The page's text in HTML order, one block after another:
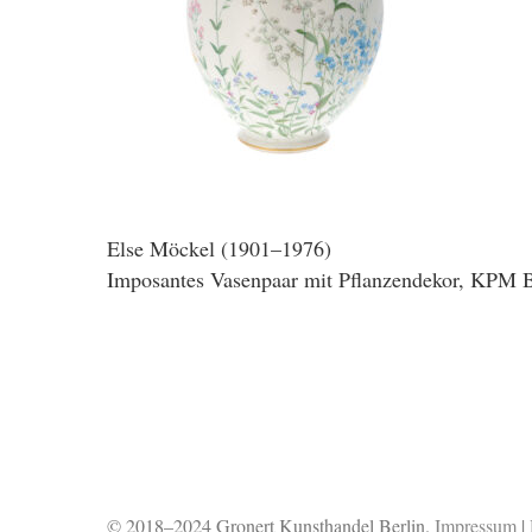
Else Möckel (1901–1976)
Imposantes Vasenpaar mit Pflanzendekor, KPM
© 2018–2024 Gronert Kunsthandel Berlin. Impressum |